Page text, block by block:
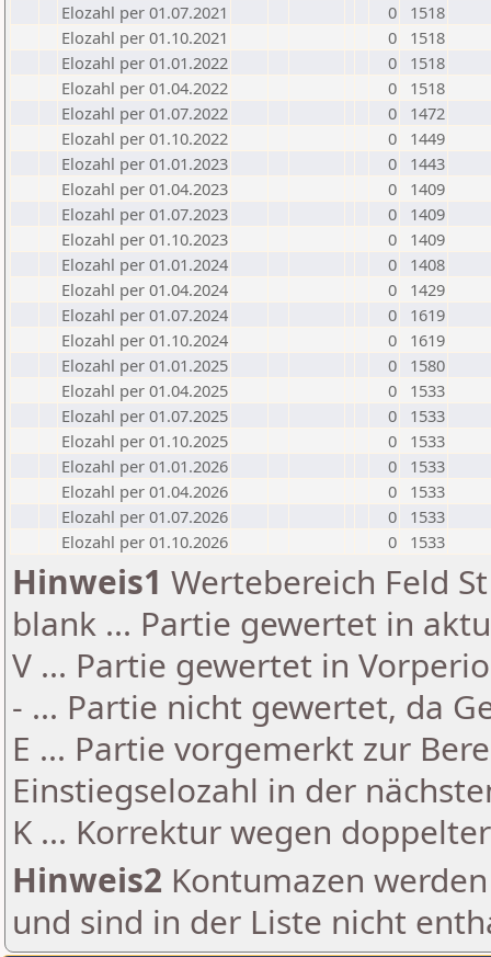
Elozahl per 01.07.2021
0
1518
Elozahl per 01.10.2021
0
1518
Elozahl per 01.01.2022
0
1518
Elozahl per 01.04.2022
0
1518
Elozahl per 01.07.2022
0
1472
Elozahl per 01.10.2022
0
1449
Elozahl per 01.01.2023
0
1443
Elozahl per 01.04.2023
0
1409
Elozahl per 01.07.2023
0
1409
Elozahl per 01.10.2023
0
1409
Elozahl per 01.01.2024
0
1408
Elozahl per 01.04.2024
0
1429
Elozahl per 01.07.2024
0
1619
Elozahl per 01.10.2024
0
1619
Elozahl per 01.01.2025
0
1580
Elozahl per 01.04.2025
0
1533
Elozahl per 01.07.2025
0
1533
Elozahl per 01.10.2025
0
1533
Elozahl per 01.01.2026
0
1533
Elozahl per 01.04.2026
0
1533
Elozahl per 01.07.2026
0
1533
Elozahl per 01.10.2026
0 1533
Hinweis1 Wertebereich Feld
blank ... Partie gewertet in
V ... Partie gewertet in
- ... Partie nicht gewertet, da
E ... Partie vorgemerkt zur
Einstiegselozahl in der
K ... Korrektur wegen
Hinweis2 Kontumazen
und sind in der Liste nicht